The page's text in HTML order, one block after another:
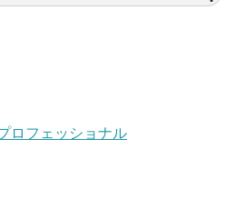
ロフェッショナル